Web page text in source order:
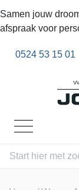
Samen jouw
afspraak voor
0524 53 15 01